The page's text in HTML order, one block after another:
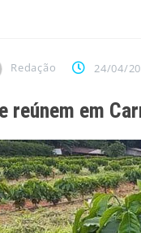
Redação 24/04/
reúnem em